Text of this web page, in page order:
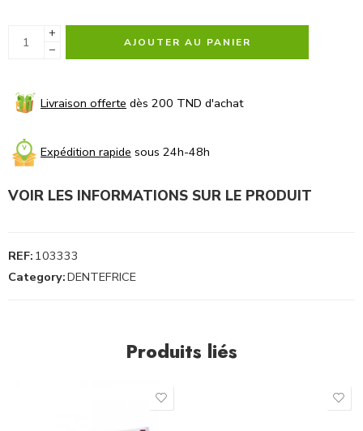
+
−
AJOUTER AU PANIER
Livraison offerte dès 200 TND d'achat
Expédition rapide sous 24h-48h
VOIR LES INFORMATIONS SUR LE PRODUIT
REF: 103333
Category:DENTEFRICE
Produits liés